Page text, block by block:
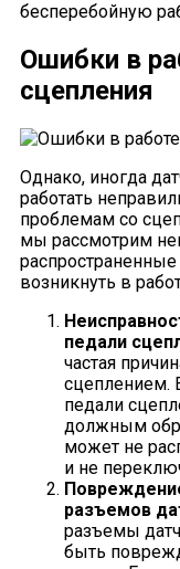
бесперебойную
Ошибки в
сцепления
Однако, иногда
работать
проблемам со
мы рассмотрим
возникнуть в
педали
частая
сцеплением.
педали
должным
может не
и не
разъемов
разъемы
быть